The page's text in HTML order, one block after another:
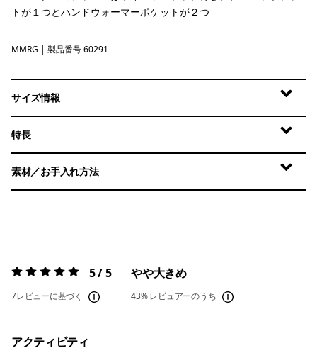
トが１つとハンドウォーマーポケットが２つ
Meadow Moose: Rinsed Green
MMRG | 製品番号 60291
サイズ情報
特長
素材／お手入れ方法
評価:5 / 5 5 / 5
7レビューに基づく
やや大きめ
43%レビュアーのうち
アクティビティ